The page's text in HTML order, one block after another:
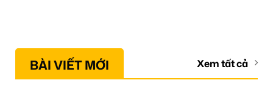
BÀI VIẾT MỚI Xem tất cả